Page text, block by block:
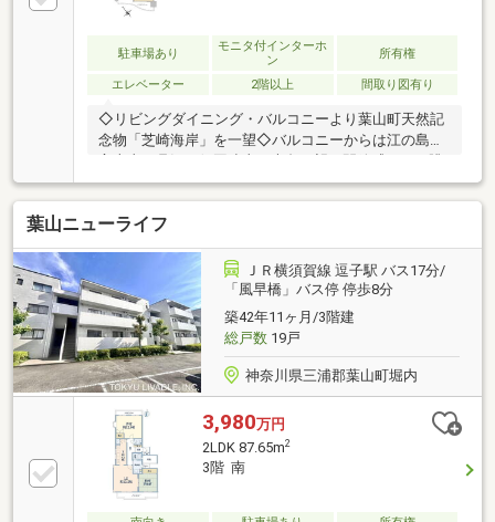
駐車場あり
モニタ付インターホ
ン
所有権
エレベーター 2階以上 間取り図有り
◇リビングダイニング・バルコニーより葉山町天然記
念物「芝崎海岸」を一望◇バルコニーからは江の島・
望です◇周辺は車通りも少なく、葉山らしい穏やかな
時間が流れます◇森戸神社（森戸大明神）徒歩13分の
立地です◇陽当たりの良い南西向きのお部屋◇平置き
の駐車場～１住戸に１台分区画が定められています
（車種による）◇リゾート感のある洋風建築
葉山ニューライフ
ＪＲ横須賀線 逗子駅 バス17分/
「風早橋」バス停 停歩8分
築42年11ヶ月/3階建
総戸数19戸
神奈川県三浦郡葉山町堀内
3,980万円
2LDK 87.65m2
3階 南